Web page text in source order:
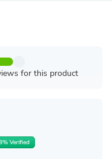
for this product
Verified